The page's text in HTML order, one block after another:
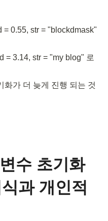
= 0.55, str = "blockdmask"
= 3.14, str = "my blog" 로
화가 더 늦게 진행 되는 것
수 초기화
과 개인적